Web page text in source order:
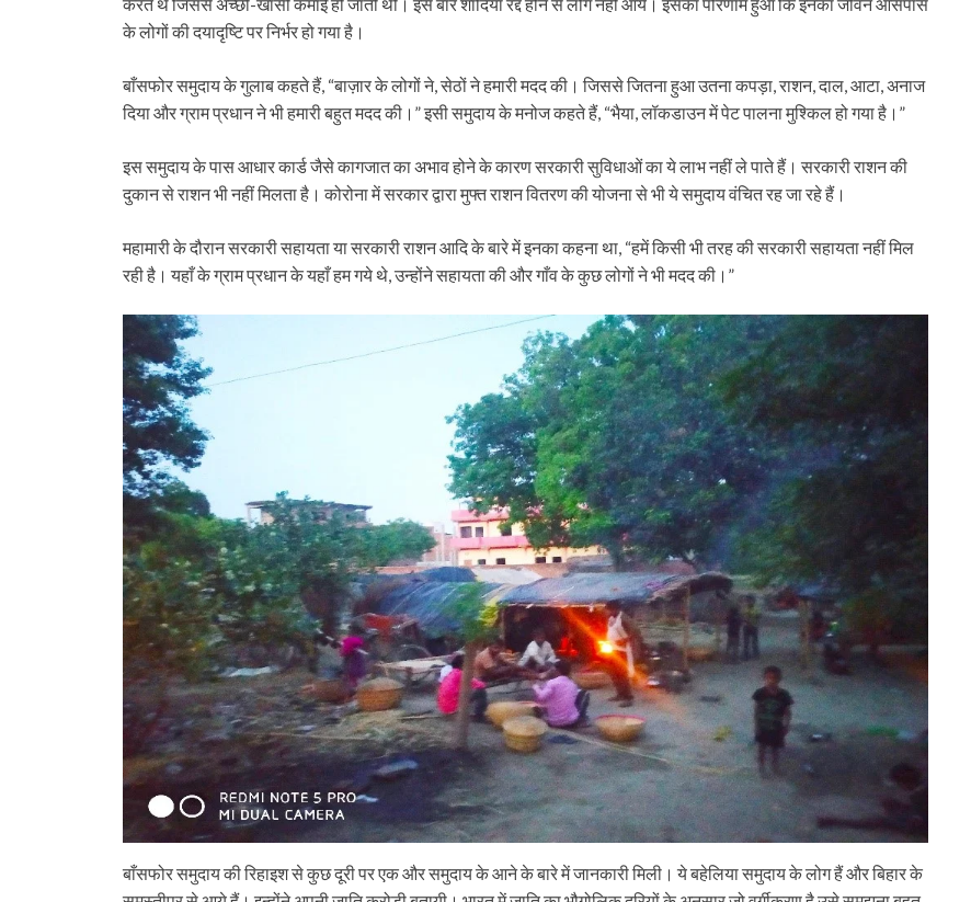
करते थे जिससे अच्छी-खासी कमाई हो जाती थी। इस बार शादियाँ रद्द होने से लोग नहीं आये। इसका परिणाम हुआ कि इनका जीवन आसपास
के लोगों की दयादृष्टि पर निर्भर हो गया है।
बाँसफोर समुदाय के गुलाब कहते हैं, “बाज़ार के लोगों ने, सेठों ने हमारी मदद की। जिससे जितना हुआ उतना कपड़ा, राशन, दाल, आटा, अनाज
दिया और ग्राम प्रधान ने भी हमारी बहुत मदद की।” इसी समुदाय के मनोज कहते हैं, “भैया, लॉकडाउन में पेट पालना मुश्किल हो गया है।”
इस समुदाय के पास आधार कार्ड जैसे कागजात का अभाव होने के कारण सरकारी सुविधाओं का ये लाभ नहीं ले पाते हैं। सरकारी राशन की
दुकान से राशन भी नहीं मिलता है। कोरोना में सरकार द्वारा मुफ्त राशन वितरण की योजना से भी ये समुदाय वंचित रह जा रहे हैं।
महामारी के दौरान सरकारी सहायता या सरकारी राशन आदि के बारे में इनका कहना था, “हमें किसी भी तरह की सरकारी सहायता नहीं मिल
रही है। यहाँ के ग्राम प्रधान के यहाँ हम गये थे, उन्होंने सहायता की और गाँव के कुछ लोगों ने भी मदद की।”
बाँसफोर समुदाय की रिहाइश से कुछ दूरी पर एक और समुदाय के आने के बारे में जानकारी मिली। ये बहेलिया समुदाय के लोग हैं और बिहार के